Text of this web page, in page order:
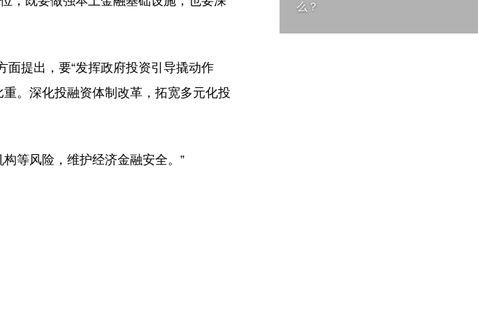
面提出，要“发挥政府投资引导撬动作
。深化投融资体制改革，拓宽多元化投
等风险，维护经济金融安全。”
么？